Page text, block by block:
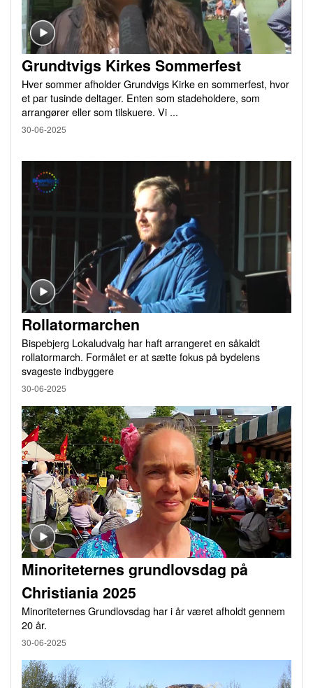
Grundtvigs Kirkes Sommerfest
Hver sommer afholder Grundvigs Kirke en sommerfest, hvor
et par tusinde deltager. Enten som stadeholdere, som
arrangører eller som tilskuere. Vi ...
30-06-2025
Rollatormarchen
Bispebjerg Lokaludvalg har haft arrangeret en såkaldt
rollatormarch. Formålet er at sætte fokus på bydelens
svageste indbyggere
30-06-2025
Minoriteternes grundlovsdag på
Christiania 2025
Minoriteternes Grundlovsdag har i år været afholdt gennem
20 år.
30-06-2025